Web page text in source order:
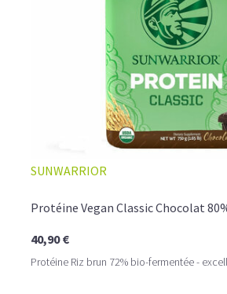
SUNWARRIOR
Protéine Vegan Classic Chocolat
40,90 €
Protéine Riz brun 72% bio-fermentée -